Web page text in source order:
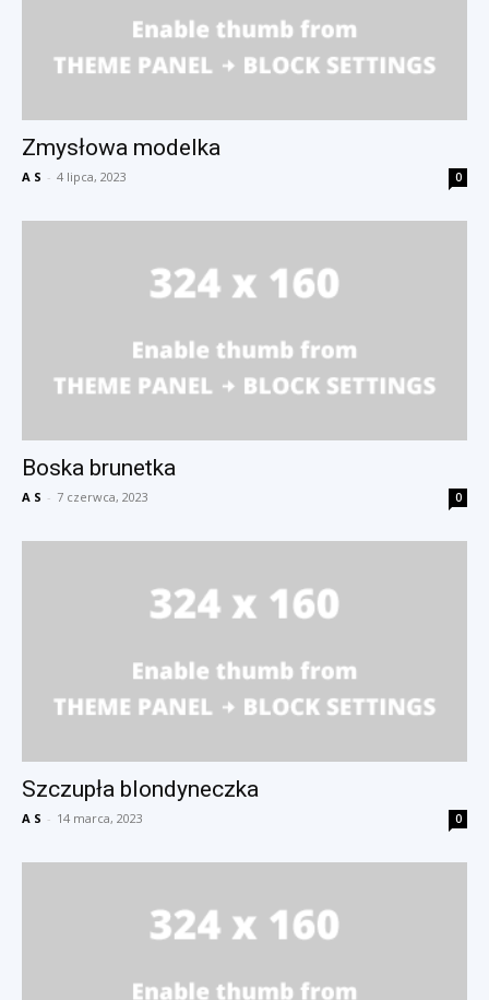
Zmysłowa modelka
A S - 4 lipca, 2023 0
Boska brunetka
A S - 7 czerwca, 2023 0
Szczupła blondyneczka
A S - 14 marca, 2023 0